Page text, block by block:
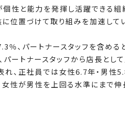
性と能力を発揮し活躍できる組
位置づけて取り組みを加速してい
、パートナースタッフを含める
ートナースタッフから店長と
れ、正社員では女性6.7年・男
性が男性を上回る水準にまで伸